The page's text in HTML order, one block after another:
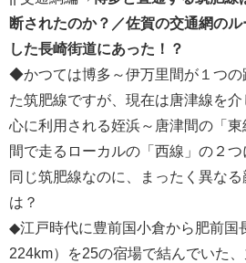
断されたのか？／佐賀の交通網の
した長崎街道にあった！？
◆かつては博多～伊万里間が１つの
た筑肥線ですが、現在は唐津線を
心に利用される姪浜～唐津間の「
間で走るローカルの「西線」の２つ
同じ筑肥線なのに、まったく異な
は？
◆江戸時代に豊前国小倉から肥前国
224km）を25の宿場で結んでいた